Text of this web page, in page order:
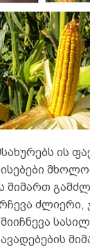
ის
მიმართ
ძლიერი,